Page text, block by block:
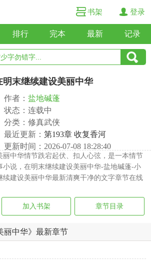
书架 登录
排行 完本 最新 记录
明末继续建设美丽中华
作者： 盐地碱蓬
状态：连载中
分类：修真武侠
最近更新： 第193章 收复香河
更新时间：2026-07-08 18:28:40
丽中华情节跌宕起伏、扣人心弦，是一本情节
小说，在明末继续建设美丽中华-盐地碱蓬-小
续建设美丽中华最新清爽干净的文字章节在线
加入书架 章节目录
丽中华》最新章节